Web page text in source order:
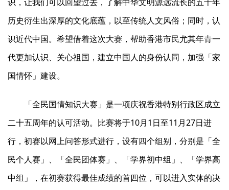
历史衍生出深厚的文化底蕴，以至传统人文风俗；同时，认
识近代中国。希望借着这次大赛，帮助香港市民尤其年青一
代更加认识、关心祖国，建立中国人的身份认同，加强「家
国情怀」建设。
「全民国情知识大赛」是一项庆祝香港特别行政区成立
二十五周年的认可活动。比赛将于10月1日至11月27日进
行，初赛以网上问答形式进行，设有四个组别，分别是「全
民个人赛」、「全民团体赛」、「学界初中组」、「学界高
中组」，在初赛获得最佳成绩的首四位，可以进入实体的决